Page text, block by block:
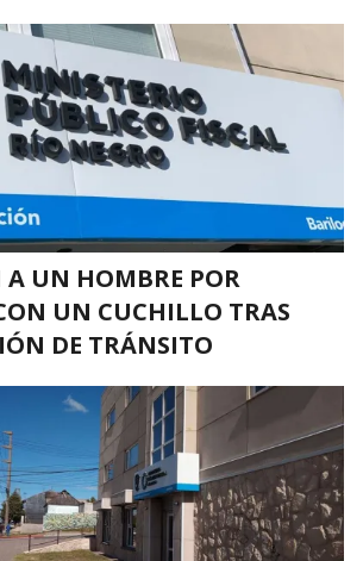
UN HOMBRE POR
UN CUCHILLO TRAS
DE TRÁNSITO